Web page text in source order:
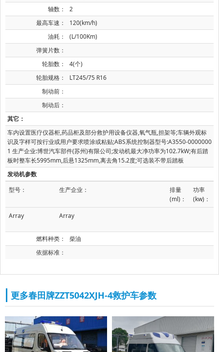
轴数：
2
最高车速：
120(km/h)
油耗：
(L/100Km)
弹簧片数：
轮胎数：
4(个)
轮胎规格：
LT245/75 R16
制动前：
制动后：
其它：
车内设置医疗仪器柜,药品柜及部分救护用设备仪器,氧气瓶,担架等;车辆外观标
识及字样可按行业或用户要求喷涂或粘贴;ABS系统控制器型号:A3550-0000000
1 生产企业:博世汽车部件(苏州)有限公司;发动机最大净功率为102.7kW;有后踏
板时整车长5995mm,后悬1325mm,离去角15.2度;可选装不带后踏板
发动机参数
型号：
生产企业：
排量
(ml)：
功率
(kw)：
Array
Array
燃料种类：
柴油
依据标准：
更多春田牌ZZT5042XJH-4救护车参数